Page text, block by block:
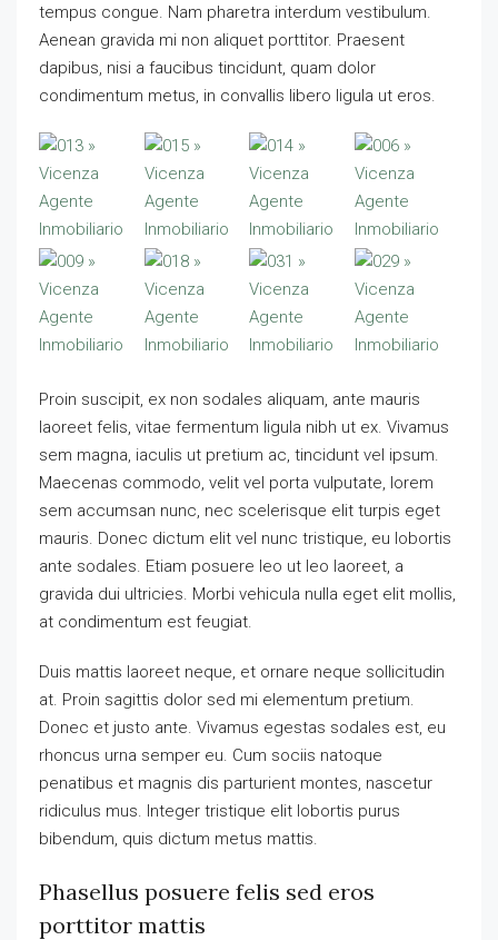
tempus congue. Nam pharetra interdum vestibulum.
Aenean gravida mi non aliquet porttitor. Praesent
dapibus, nisi a faucibus tincidunt, quam dolor
condimentum metus, in convallis libero ligula ut eros.
Proin suscipit, ex non sodales aliquam, ante mauris
laoreet felis, vitae fermentum ligula nibh ut ex. Vivamus
sem magna, iaculis ut pretium ac, tincidunt vel ipsum.
Maecenas commodo, velit vel porta vulputate, lorem
sem accumsan nunc, nec scelerisque elit turpis eget
mauris. Donec dictum elit vel nunc tristique, eu lobortis
ante sodales. Etiam posuere leo ut leo laoreet, a
gravida dui ultricies. Morbi vehicula nulla eget elit mollis,
at condimentum est feugiat.
Duis mattis laoreet neque, et ornare neque sollicitudin
at. Proin sagittis dolor sed mi elementum pretium.
Donec et justo ante. Vivamus egestas sodales est, eu
rhoncus urna semper eu. Cum sociis natoque
penatibus et magnis dis parturient montes, nascetur
ridiculus mus. Integer tristique elit lobortis purus
bibendum, quis dictum metus mattis.
Phasellus posuere felis sed eros
porttitor mattis